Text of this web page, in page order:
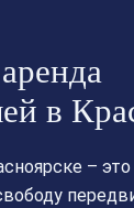
в
–